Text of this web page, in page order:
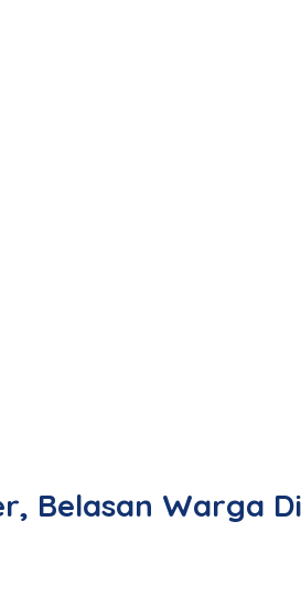
Belasan Warga